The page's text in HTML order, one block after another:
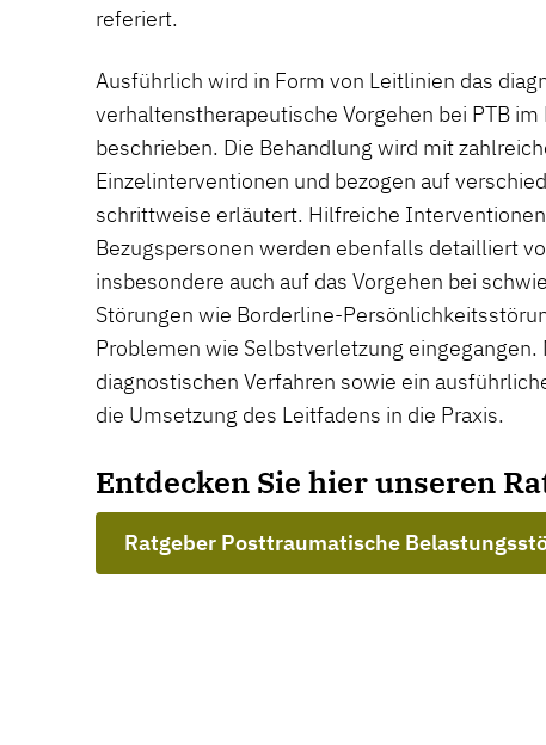
referiert.
Ausführlich wird in Form von Leitlinien das
verhaltenstherapeutische Vorgehen bei PTB
beschrieben. Die Behandlung wird mit
Einzelinterventionen und bezogen auf
schrittweise erläutert. Hilfreiche
Bezugspersonen werden ebenfalls detailliert
insbesondere auch auf das Vorgehen bei
Störungen wie Borderline-
Problemen wie Selbstverletzung eingegangen.
diagnostischen Verfahren sowie ein
die Umsetzung des Leitfadens in die Praxis.
Entdecken Sie hier unseren
Ratgeber Posttraumatische